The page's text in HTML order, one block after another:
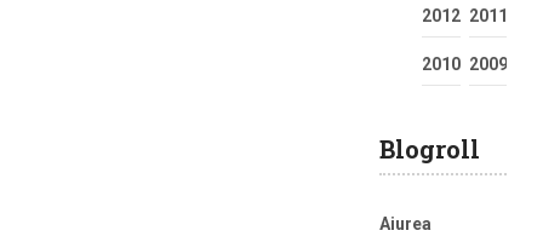
2012 2011
2010 2009
Blogroll
Aiurea